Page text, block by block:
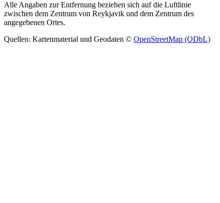
Alle Angaben zur Entfernung beziehen sich auf die Luftlinie
zwischen dem Zentrum von Reykjavik und dem Zentrum des
angegebenen Ortes.
Quellen: Kartenmaterial und Geodaten © OpenStreetMap (ODbL)